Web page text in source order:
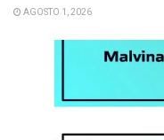
AGOSTO 1, 2026